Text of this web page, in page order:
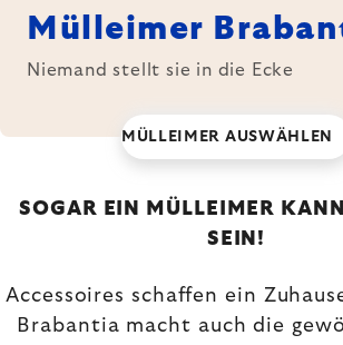
Mülleimer
Niemand stellt sie in die Ecke
MÜLLEIMER AUSWÄHLEN
SOGAR EIN MÜLLEIMER
SEIN!
Accessoires schaffen ein
Brabantia macht auch die